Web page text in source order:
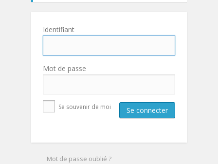
Identifiant
Mot de passe
Se souvenir de moi
Mot de passe oublié ?